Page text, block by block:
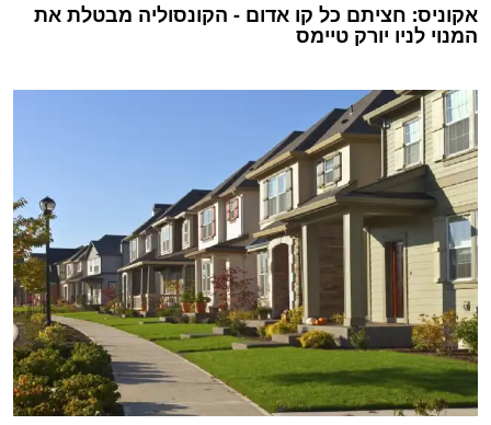
אקוניס: חציתם כל קו אדום - הקונסוליה מבטלת את
המנוי לניו יורק טיימס